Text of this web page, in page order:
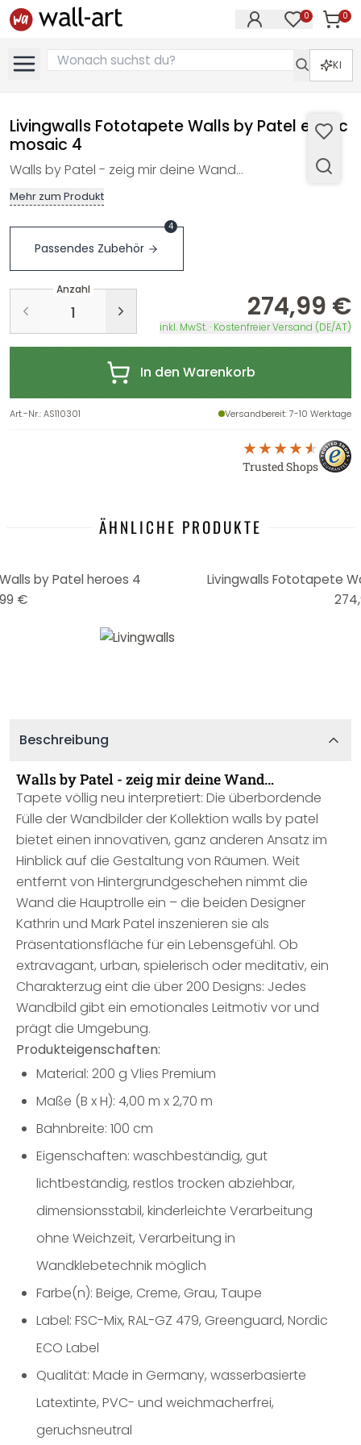
0 0
KI
Livingwalls Fototapete Walls by Patel exotic
mosaic 4
Walls by Patel - zeig mir deine Wand…
Mehr zum Produkt
Passendes Zubehör
4
Anzahl
274,99 €
inkl. MwSt. · Kostenfreier Versand (DE/AT)
In den Warenkorb
Art.-Nr.:AS110301 Versandbereit: 7-10 Werktage
Trusted Shops
ÄHNLICHE PRODUKTE
by Patel heroes 4
€
Livingwalls Fototapete
Beschreibung
Walls by Patel - zeig mir deine Wand…
Tapete völlig neu interpretiert: Die überbordende
Fülle der Wandbilder der Kollektion walls by patel
bietet einen innovativen, ganz anderen Ansatz im
Hinblick auf die Gestaltung von Räumen. Weit
entfernt von Hintergrundgeschehen nimmt die
Wand die Hauptrolle ein – die beiden Designer
Kathrin und Mark Patel inszenieren sie als
Präsentationsfläche für ein Lebensgefühl. Ob
extravagant, urban, spielerisch oder meditativ, ein
Charakterzug eint die über 200 Designs: Jedes
Wandbild gibt ein emotionales Leitmotiv vor und
prägt die Umgebung.
Produkteigenschaften:
Material: 200 g Vlies Premium
Maße (B x H): 4,00 m x 2,70 m
Bahnbreite: 100 cm
Eigenschaften: waschbeständig, gut
lichtbeständig, restlos trocken abziehbar,
dimensionsstabil, kinderleichte Verarbeitung
ohne Weichzeit, Verarbeitung in
Wandklebetechnik möglich
Farbe(n): Beige, Creme, Grau, Taupe
Label: FSC-Mix, RAL-GZ 479, Greenguard, Nordic
ECO Label
Qualität: Made in Germany, wasserbasierte
Latextinte, PVC- und weichmacherfrei,
geruchsneutral